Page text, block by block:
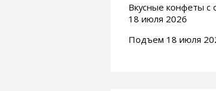
Вкусные конфеты с
18 июля 2026
Подъем 18 июля